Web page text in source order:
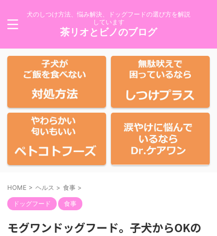
犬のしつけ方法、悩み解決、ドッグフードの選び方を解説
しています
茶リオとビノのブログ
HOME > ヘルス > 食事 >
ドッグフード 食事
モグワンドッグフード。子犬からOKの